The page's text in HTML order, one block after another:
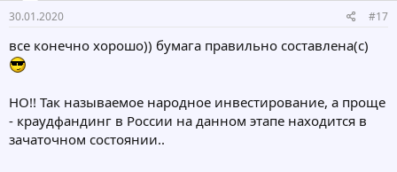
30.01.2020 #17
все конечно хорошо)) бумага правильно составлена(с)
НО!! Так называемое народное инвестирование, а проще
- краудфандинг в России на данном этапе находится в
зачаточном состоянии..